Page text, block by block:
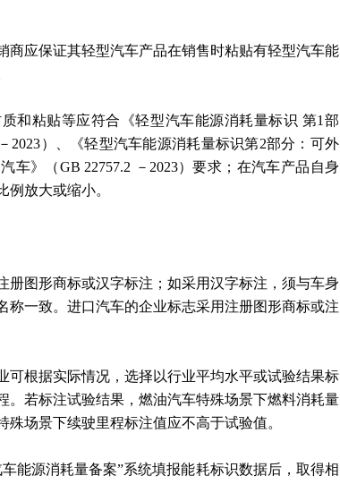
商应保证其轻型汽车产品在销售时粘贴有轻型汽车能
和粘贴等应符合《轻型汽车能源消耗量标识 第1部
2023）、《轻型汽车能源消耗量标识第2部分：可外
车》（GB 22757.2 －2023）要求；在汽车产品自身
例放大或缩小。
册图形商标或汉字标注；如采用汉字标注，须与车身
称一致。进口汽车的企业标志采用注册图形商标或注
可根据实际情况，选择以行业平均水平或试验结果标
。若标注试验结果，燃油汽车特殊场景下燃料消耗量
场景下续驶里程标注值应不高于试验值。
能源消耗量备案”系统填报能耗标识数据后，取得相